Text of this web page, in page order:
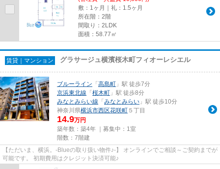
敷：1ヶ月｜礼：1.5ヶ月
所在階：2階
間取り：2LDK
面積：58.77㎡
賃貸｜マンション グラサージュ横濱桜木町フィオーレシエル
ブルーライン 「 高島町 」駅 徒歩7分
京浜東北線 「 桜木町 」駅 徒歩8分
みなとみらい線 「 みなとみらい 」駅 徒歩10分
神奈川県横浜市西区花咲町 ５丁目
14.9万円
築年数：築4年 ｜募集中： 1室
階数：7階建
【ただいま、横浜。-Blueの取り扱い物件♪-】 オンラインでご相談～ご契約までが
可能です。 初期費用はクレジット決済可能♪